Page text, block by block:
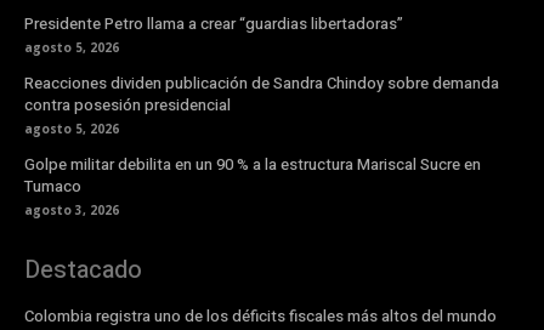
Presidente Petro llama a crear “guardias libertadoras”
agosto 5, 2026
Reacciones dividen publicación de Sandra Chindoy sobre demanda
contra posesión presidencial
agosto 5, 2026
Golpe militar debilita en un 90 % a la estructura Mariscal Sucre en
Tumaco
agosto 3, 2026
Destacado
Colombia registra uno de los déficits fiscales más altos del mundo